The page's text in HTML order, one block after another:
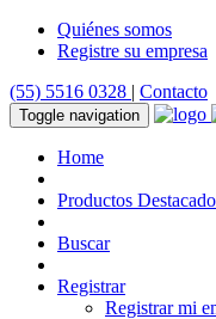
Quiénes somos
Registre su empresa
(55) 5516 0328 | Contacto
Toggle navigation
Home
Productos
Buscar
Registrar
Registrar mi